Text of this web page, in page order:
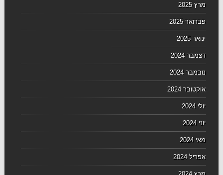
מרץ 2025
פברואר 2025
ינואר 2025
דצמבר 2024
נובמבר 2024
אוקטובר 2024
יולי 2024
יוני 2024
מאי 2024
אפריל 2024